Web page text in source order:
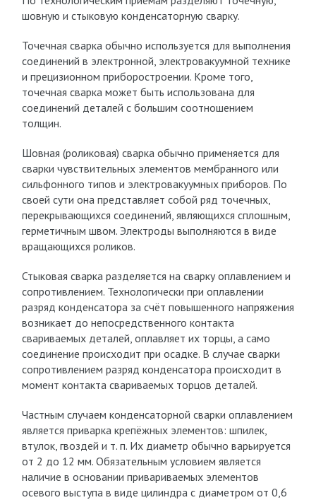
шовную и стыковую конденсаторную сварку.
Точечная сварка обычно используется для выполнения
соединений в электронной, электровакуумной технике
и прецизионном приборостроении. Кроме того,
точечная сварка может быть использована для
соединений деталей с большим соотношением
толщин.
Шовная (роликовая) сварка обычно применяется для
сварки чувствительных элементов мембранного или
сильфонного типов и электровакуумных приборов. По
своей сути она представляет собой ряд точечных,
перекрывающихся соединений, являющихся сплошным,
герметичным швом. Электроды выполняются в виде
вращающихся роликов.
Стыковая сварка разделяется на сварку оплавлением и
сопротивлением. Технологически при оплавлении
разряд конденсатора за счёт повышенного напряжения
возникает до непосредственного контакта
свариваемых деталей, оплавляет их торцы, а само
соединение происходит при осадке. В случае сварки
сопротивлением разряд конденсатора происходит в
момент контакта свариваемых торцов деталей.
Частным случаем конденсаторной сварки оплавлением
является приварка крепёжных элементов: шпилек,
втулок, гвоздей и т. п. Их диаметр обычно варьируется
от 2 до 12 мм. Обязательным условием является
наличие в основании привариваемых элементов
осевого выступа в виде цилиндра с диаметром от 0,6